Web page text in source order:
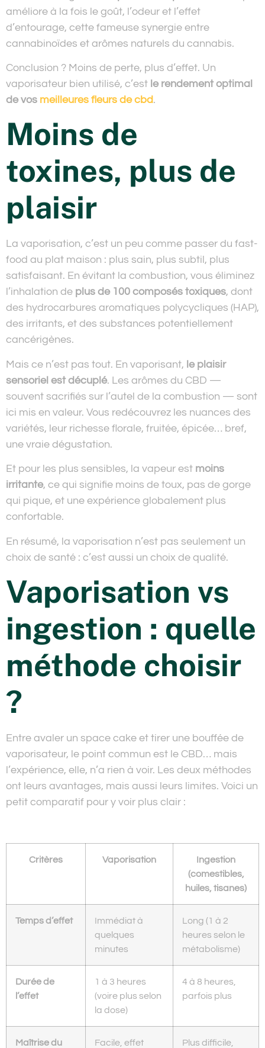
améliore à la fois le goût, l’odeur et l’effet
d’entourage, cette fameuse synergie entre
cannabinoïdes et arômes naturels du cannabis.
Conclusion ? Moins de perte, plus d’effet. Un
vaporisateur bien utilisé, c’est le rendement optimal
de vos meilleures fleurs de cbd.
Moins de
toxines, plus de
plaisir
La vaporisation, c’est un peu comme passer du fast-
food au plat maison : plus sain, plus subtil, plus
satisfaisant. En évitant la combustion, vous éliminez
l’inhalation de plus de 100 composés toxiques, dont
des hydrocarbures aromatiques polycycliques (HAP),
des irritants, et des substances potentiellement
cancérigènes.
Mais ce n’est pas tout. En vaporisant, le plaisir
sensoriel est décuplé. Les arômes du CBD —
souvent sacrifiés sur l’autel de la combustion — sont
ici mis en valeur. Vous redécouvrez les nuances des
variétés, leur richesse florale, fruitée, épicée… bref,
une vraie dégustation.
Et pour les plus sensibles, la vapeur est moins
irritante, ce qui signifie moins de toux, pas de gorge
qui pique, et une expérience globalement plus
confortable.
En résumé, la vaporisation n’est pas seulement un
choix de santé : c’est aussi un choix de qualité.
Vaporisation vs
ingestion : quelle
méthode choisir
?
Entre avaler un space cake et tirer une bouffée de
vaporisateur, le point commun est le CBD… mais
l’expérience, elle, n’a rien à voir. Les deux méthodes
ont leurs avantages, mais aussi leurs limites. Voici un
petit comparatif pour y voir plus clair :
Critères Vaporisation
Ingestion
(comestibles,
huiles, tisanes)
Temps d’effet
Immédiat à
quelques
minutes
Long (1 à 2
heures selon le
métabolisme)
Durée de
l’effet
1 à 3 heures
(voire plus selon
la dose)
4 à 8 heures,
parfois plus
Maîtrise du
Facile, effet
Plus difficile,